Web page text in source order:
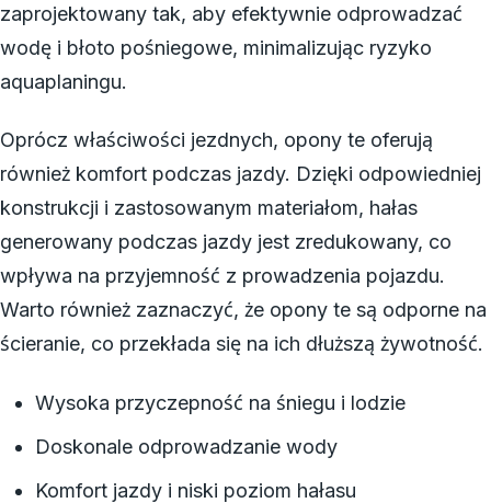
zaprojektowany tak, aby efektywnie odprowadzać
wodę i błoto pośniegowe, minimalizując ryzyko
aquaplaningu.
Oprócz właściwości jezdnych, opony te oferują
również komfort podczas jazdy. Dzięki odpowiedniej
konstrukcji i zastosowanym materiałom, hałas
generowany podczas jazdy jest zredukowany, co
wpływa na przyjemność z prowadzenia pojazdu.
Warto również zaznaczyć, że opony te są odporne na
ścieranie, co przekłada się na ich dłuższą żywotność.
Wysoka przyczepność na śniegu i lodzie
Doskonale odprowadzanie wody
Komfort jazdy i niski poziom hałasu